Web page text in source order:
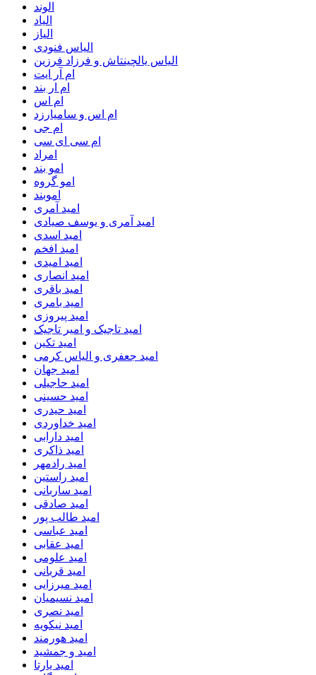
الوند
الیاد
الیاز
الیاس فنودی
الیاس یالچینتاش و فرزاد فرزین
ام آر ایت
ام‌ ار بند
ام اس
ام اس و سامیارزد
ام جی
ام سی ای سی
امراد
امو بند
امو گروه
اموبند
امید آمری
امید آمری و یوسف صیادی
امید اسدی
امید افخم
امید امیدی
امید انصاری
امید باقری
امید بامری
امید پیروزی
امید تاجیک و امیر تاجیک
امید تکین
امید جعفری و الیاس کرمی
امید جهان
امید حاجیلی
امید حسینی
امید حیدری
امید خداوردی
امید دارابی
امید ذاکری
امید رادمهر
امید راستین
امید ساربانی
امید صادقی
امید طالب پور
امید عباسی
امید عقابی
امید علومی
امید قربانی
امید میرزایی
امید نسیمیان
امید نصری
امید نیکویه
امید هورمند
امید و جمشید
امید یارتا